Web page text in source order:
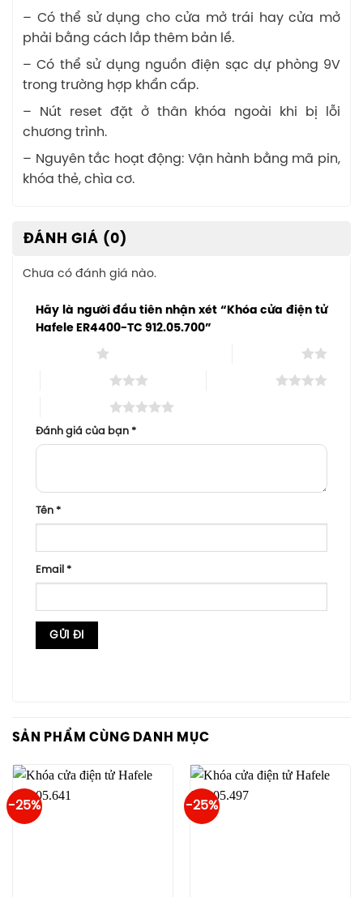
– Có thể sử dụng cho cửa mở trái hay cửa mở
phải bằng cách lắp thêm bản lề.
– Có thể sử dụng nguồn điện sạc dự phòng 9V
trong trường hợp khẩn cấp.
– Nút reset đặt ở thân khóa ngoài khi bị lỗi
chương trình.
– Nguyên tắc hoạt động: Vận hành bằng mã pin,
khóa thẻ, chìa cơ.
ĐÁNH GIÁ (0)
Chưa có đánh giá nào.
Hãy là người đầu tiên nhận xét “Khóa cửa điện tử
Hafele ER4400-TC 912.05.700”
Đánh giá của bạn *
Tên *
Email *
SẢN PHẨM CÙNG DANH MỤC
-25% -25%